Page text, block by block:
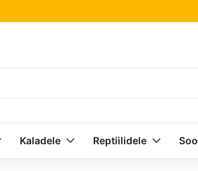
Kaladele Reptiilidele